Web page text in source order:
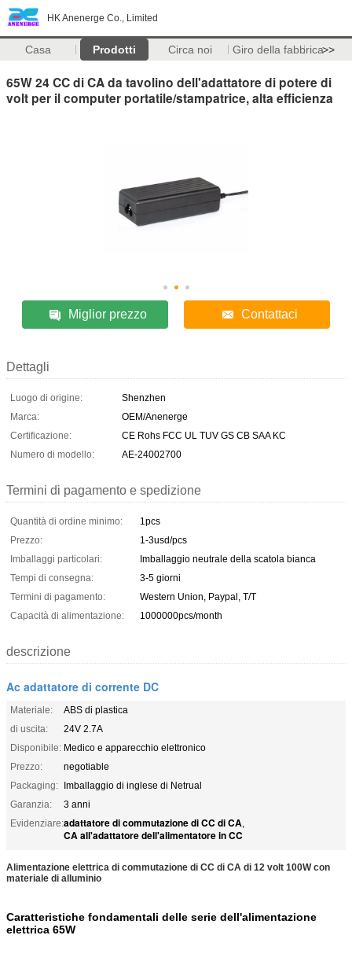
HK Anenerge Co., Limited
Casa Prodotti Circa noi Giro della fabbrica>>
65W 24 CC di CA da tavolino dell'adattatore di potere di
volt per il computer portatile/stampatrice, alta efficienza
Miglior prezzo Contattaci
Dettagli
Luogo di origine:
Shenzhen
Marca:
OEM/Anenerge
Certificazione:
CE Rohs FCC UL TUV GS CB SAA KC
Numero di modello:
AE-24002700
Termini di pagamento e spedizione
Quantità di ordine minimo:
1pcs
Prezzo:
1-3usd/pcs
Imballaggi particolari:
Imballaggio neutrale della scatola bianca
Tempi di consegna:
3-5 giorni
Termini di pagamento:
Western Union, Paypal, T/T
Capacità di alimentazione:
1000000pcs/month
descrizione
Ac adattatore di corrente DC
Materiale:
ABS di plastica
di uscita:
24V 2.7A
Disponibile: Medico e apparecchio elettronico
Prezzo:
negotiable
Packaging: Imballaggio di inglese di Netrual
Garanzia:
3 anni
Evidenziare:adattatore di commutazione di CC di CA,
CA all'adattatore dell'alimentatore in CC
Alimentazione elettrica di commutazione di CC di CA di 12 volt 100W con
materiale di alluminio
Caratteristiche fondamentali delle serie dell'alimentazione
elettrica 65W